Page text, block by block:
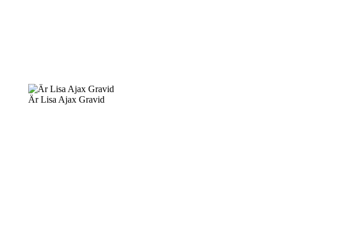
Är Lisa Ajax Gravid